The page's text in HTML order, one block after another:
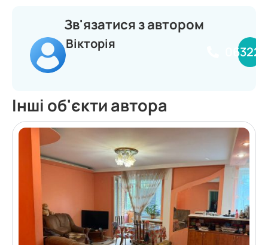
Зв'язатися з автором
Вікторія
Інші об'єкти автора